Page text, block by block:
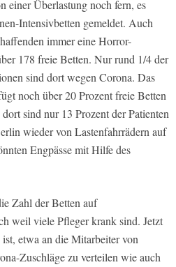
einer Überlastung noch fern, es
Intensivbetten gemeldet. Auch
immer eine Horror-
178 freie Betten. Nur rund 1/4 der
sind dort wegen Corona. Das
noch über 20 Prozent freie Betten
sind nur 13 Prozent der Patienten
wieder von Lastenfahrrädern auf
Engpässe mit Hilfe des
Zahl der Betten auf
weil viele Pfleger krank sind. Jetzt
etwa an die Mitarbeiter von
Zuschläge zu verteilen wie auch